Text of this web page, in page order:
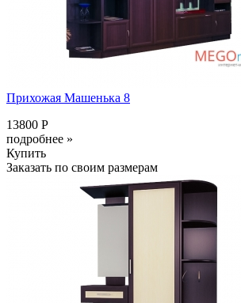
Прихожая Машенька 8
13800 Р
подробнее »
Купить
Заказать по своим размерам